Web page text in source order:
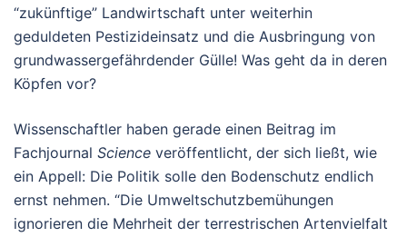
“zukünftige” Landwirtschaft unter weiterhin
geduldeten Pestizideinsatz und die Ausbringung von
grundwassergefährdender Gülle! Was geht da in deren
Köpfen vor?
Wissenschaftler haben gerade einen Beitrag im
Fachjournal Science veröffentlicht, der sich ließt, wie
ein Appell: Die Politik solle den Bodenschutz endlich
ernst nehmen. “Die Umweltschutzbemühungen
ignorieren die Mehrheit der terrestrischen Artenvielfalt